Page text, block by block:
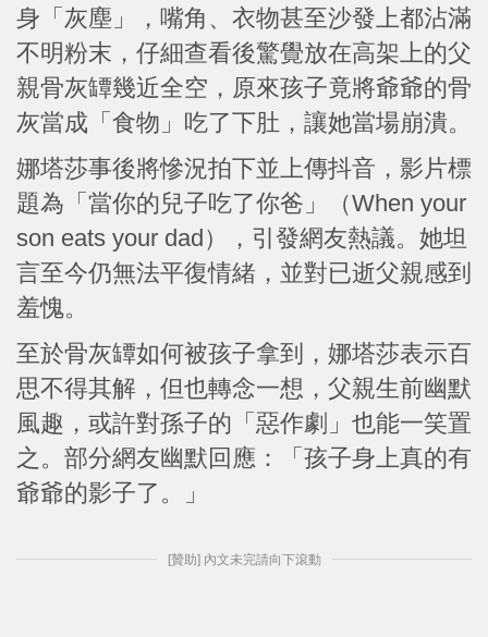
身「灰塵」，嘴角、衣物甚至沙發上都沾滿
不明粉末，仔細查看後驚覺放在高架上的父
親骨灰罈幾近全空，原來孩子竟將爺爺的骨
灰當成「食物」吃了下肚，讓她當場崩潰。
娜塔莎事後將慘況拍下並上傳抖音，影片標
題為「當你的兒子吃了你爸」（When your
son eats your dad），引發網友熱議。她坦
言至今仍無法平復情緒，並對已逝父親感到
羞愧。
至於骨灰罈如何被孩子拿到，娜塔莎表示百
思不得其解，但也轉念一想，父親生前幽默
風趣，或許對孫子的「惡作劇」也能一笑置
之。部分網友幽默回應：「孩子身上真的有
爺爺的影子了。」
[贊助] 內文未完請向下滾動